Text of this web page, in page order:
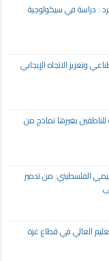
: دراسة في سيكولوجية
وتعزيز الاتجاه الإيجابي
بغيرها نماذج من
التعليمي الفلسطيني: من تدمير
العالي في قطاع غزة